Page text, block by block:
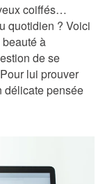
coiffés…
quotidien ? Voici
à
de se
lui prouver
délicate pensée